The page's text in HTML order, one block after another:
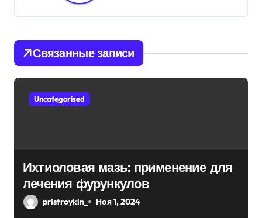
и
я
п
о
и
Связанные записи
Uncategorised
Ихтиоловая мазь: применение для
лечения фурункулов
pristroykin_ Ноя 1, 2024